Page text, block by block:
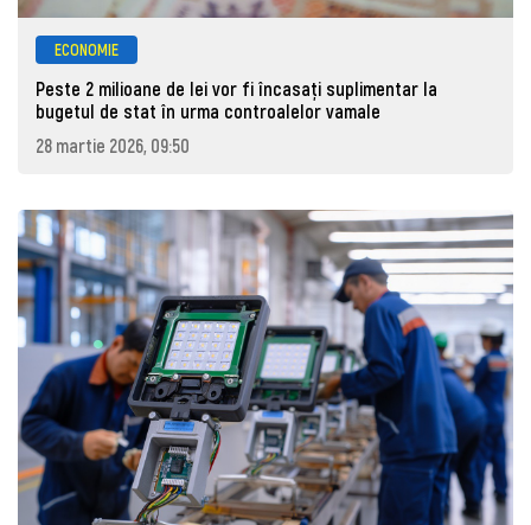
ECONOMIE
Peste 2 milioane de lei vor fi încasați suplimentar la
bugetul de stat în urma controalelor vamale
28 martie 2026, 09:50